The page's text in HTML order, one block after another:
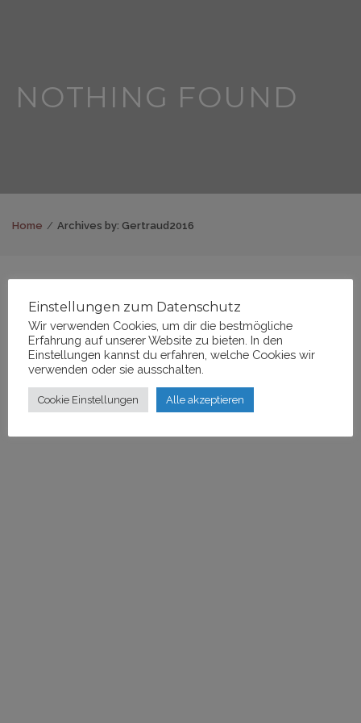
NOTHING FOUND
Home Archives by: Gertraud2016
It seems we can’t find what you’re looking for. Perhaps
searching can help.
Einstellungen zum Datenschutz
Wir verwenden Cookies, um dir die bestmögliche
Erfahrung auf unserer Website zu bieten. In den
Einstellungen kannst du erfahren, welche Cookies wir
verwenden oder sie ausschalten.
Cookie Einstellungen Alle akzeptieren